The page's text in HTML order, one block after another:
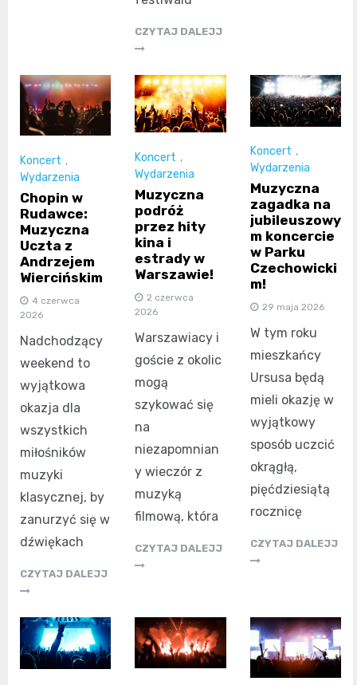
CZYTAJ DALEJJ
Koncert ,
Wydarzenia
Chopin w
Rudawce:
Muzyczna
Uczta z
Andrzejem
Wiercińskim
4 czerwca
2026
Nadchodzący
weekend to
wyjątkowa
okazja dla
wszystkich
miłośników
muzyki
klasycznej, by
zanurzyć się w
dźwiękach
CZYTAJ DALEJJ
Koncert ,
Wydarzenia
Muzyczna
podróż
przez hity
kina i
estrady w
Warszawie!
2 czerwca
2026
Warszawiacy i
goście z okolic
mogą
szykować się
na
niezapomnian
y wieczór z
muzyką
filmową, która
CZYTAJ DALEJJ
Koncert ,
Wydarzenia
Muzyczna
zagadka na
jubileuszowy
m koncercie
w Parku
Czechowicki
m!
29 maja 2026
W tym roku
mieszkańcy
Ursusa będą
mieli okazję w
wyjątkowy
sposób uczcić
okrągłą,
pięćdziesiątą
rocznicę
CZYTAJ DALEJJ